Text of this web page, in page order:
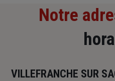
Notre
VILLEFRANCHE SUR